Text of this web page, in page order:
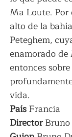
Ma Loute. Por
alto de la
Peteghem,
enamorado
entonces
vida.
País Francia
DirectorBruno